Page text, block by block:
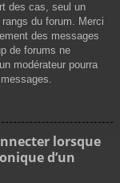
des cas, seul un
du forum. Merci
des messages
de forums ne
modérateur pourra
lorsque
d’un